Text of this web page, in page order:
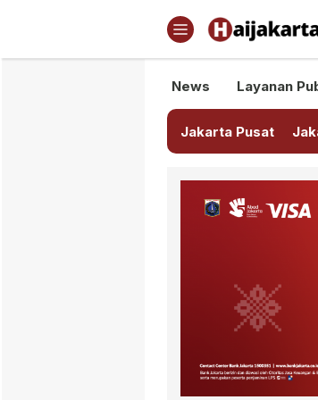
Haijakarta.id
Semua Tentang
News Layanan
Jakarta Pusat